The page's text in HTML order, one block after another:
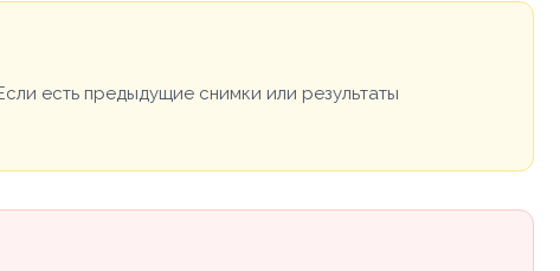
есть предыдущие снимки или результаты